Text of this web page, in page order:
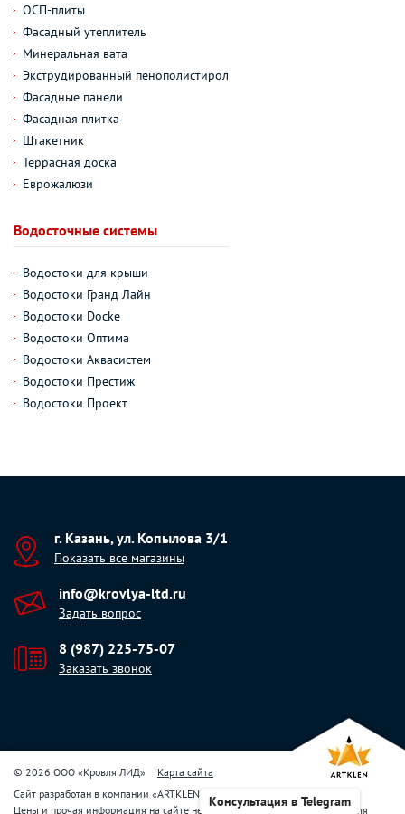
ОСП-плиты
Фасадный утеплитель
Минеральная вата
Экструдированный пенополистирол
Фасадные панели
Фасадная плитка
Штакетник
Террасная доска
Еврожалюзи
Водосточные системы
Водостоки для крыши
Водостоки Гранд Лайн
Водостоки Docke
Водостоки Оптима
Водостоки Аквасистем
Водостоки Престиж
Водостоки Проект
г. Казань, ул. Копылова 3/1
Показать все магазины
info@krovlya-ltd.ru
Задать вопрос
8 (987) 225-75-07
Заказать звонок
© 2026 ООО «Кровля ЛИД»
Карта сайта
Сайт разработан в компании «ARTKLEN
Цены и прочая информация на сайте не являются публичной офертой. Для
Консультация в Telegram